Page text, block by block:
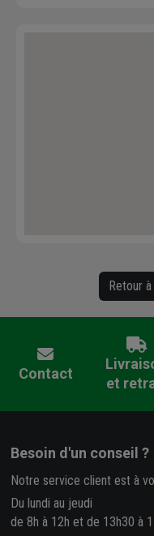
Retour
Contact
et
Besoin d'un conseil ?
Notre service client est à
Du lundi au jeudi
de 8h à 12h et de 13h30 à